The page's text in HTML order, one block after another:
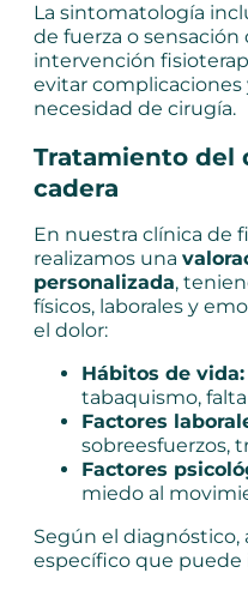
La sintomatología
de fuerza o
intervención
evitar complicaciones
necesidad de cirugía.
Tratamiento del
cadera
En nuestra clínica de
realizamos una
personalizada,
físicos, laborales y
el dolor:
Hábitos de vida:
tabaquismo,
Factores
sobreesfuerzos,
Factores
miedo al
Según el
específico que puede